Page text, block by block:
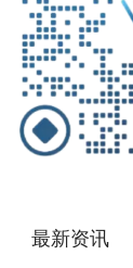
最新资讯